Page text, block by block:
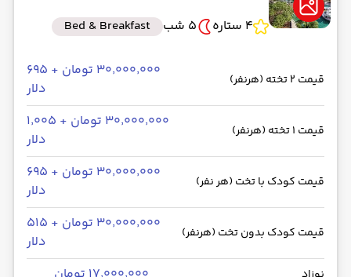
4 ستاره
5 شب Bed & Breakfast
قیمت 2 تخته (هرنفر)
۳۰٬۰۰۰٬۰۰۰ تومان + ۶۹۵
دلار
قیمت 1 تخته (هرنفر)
۳۰٬۰۰۰٬۰۰۰ تومان + ۱٬۰۰۵
دلار
قیمت کودک با تخت (هر نفر)
۳۰٬۰۰۰٬۰۰۰ تومان + ۶۹۵
دلار
قیمت کودک بدون تخت (هرنفر)
۳۰٬۰۰۰٬۰۰۰ تومان + ۵۱۵
دلار